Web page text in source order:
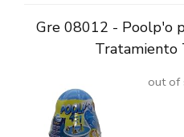
Gre 08012 - Poolp'o
Tratamiento
out of